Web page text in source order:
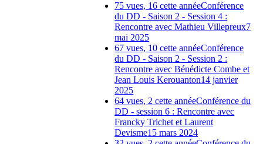
75 vues, 16 cette annéeConférence
du DD - Saison 2 - Session 4 :
Rencontre avec Mathieu Villepreux7
mai 2025
67 vues, 10 cette annéeConférence
du DD - Saison 2 - Session 2 :
Rencontre avec Bénédicte Combe et
Jean Louis Kerouanton14 janvier
2025
64 vues, 2 cette annéeConférence du
DD - session 6 : Rencontre avec
Francky Trichet et Laurent
Devisme15 mars 2024